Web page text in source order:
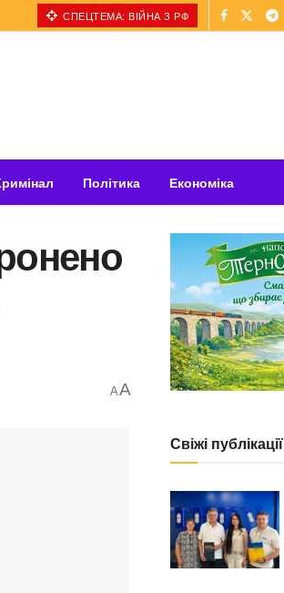
СПЕЦТЕМА: ВІЙНА З РФ
Політика Економіка
AA
Свіжі публікації